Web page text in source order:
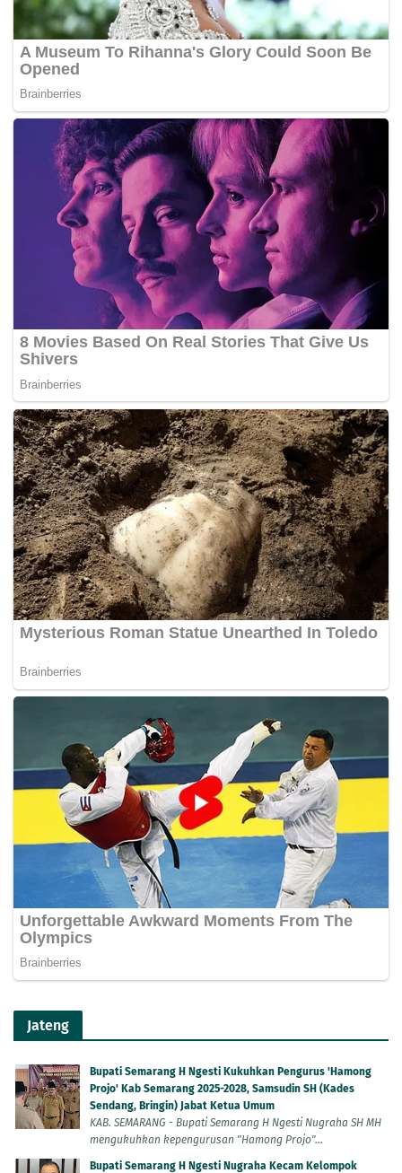
Jateng
Bupati Semarang H Ngesti Kukuhkan Pengurus 'Hamong
Projo' Kab Semarang 2025-2028, Samsudin SH (Kades
Sendang, Bringin) Jabat Ketua Umum
KAB. SEMARANG - Bupati Semarang H Ngesti Nugraha SH MH
mengukuhkan kepengurusan "Hamong Projo"...
Bupati Semarang H Ngesti Nugraha Kecam Kelompok